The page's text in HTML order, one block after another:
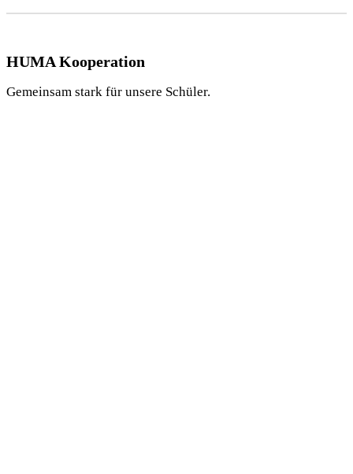
HUMA Kooperation
Gemeinsam stark für unsere Schüler.